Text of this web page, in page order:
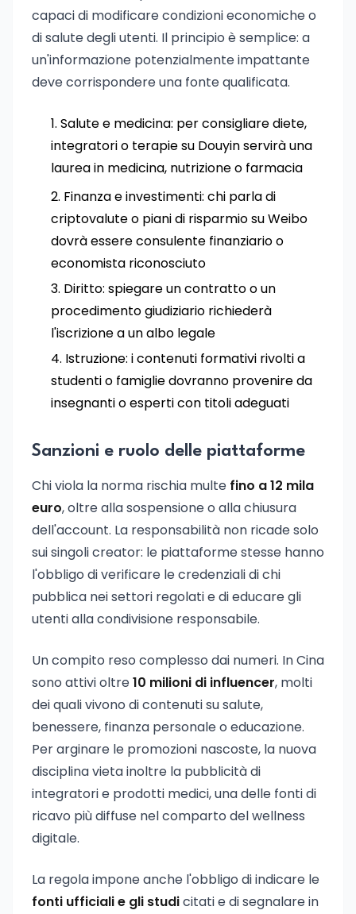
capaci di modificare condizioni economiche o
di salute degli utenti. Il principio è semplice: a
un'informazione potenzialmente impattante
deve corrispondere una fonte qualificata.
Salute e medicina: per consigliare diete,
integratori o terapie su Douyin servirà una
laurea in medicina, nutrizione o farmacia
Finanza e investimenti: chi parla di
criptovalute o piani di risparmio su Weibo
dovrà essere consulente finanziario o
economista riconosciuto
Diritto: spiegare un contratto o un
procedimento giudiziario richiederà
l'iscrizione a un albo legale
Istruzione: i contenuti formativi rivolti a
studenti o famiglie dovranno provenire da
insegnanti o esperti con titoli adeguati
Sanzioni e ruolo delle piattaforme
Chi viola la norma rischia multe fino a 12 mila
euro, oltre alla sospensione o alla chiusura
dell'account. La responsabilità non ricade solo
sui singoli creator: le piattaforme stesse hanno
l'obbligo di verificare le credenziali di chi
pubblica nei settori regolati e di educare gli
utenti alla condivisione responsabile.
Un compito reso complesso dai numeri. In Cina
sono attivi oltre10 milioni di influencer, molti
dei quali vivono di contenuti su salute,
benessere, finanza personale o educazione.
Per arginare le promozioni nascoste, la nuova
disciplina vieta inoltre la pubblicità di
integratori e prodotti medici, una delle fonti di
ricavo più diffuse nel comparto del wellness
digitale.
La regola impone anche l'obbligo di indicare le
fonti ufficiali e gli studicitati e di segnalare in